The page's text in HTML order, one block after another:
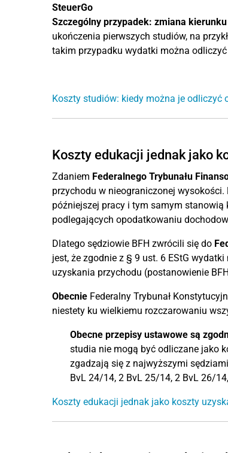
SteuerGo
Szczególny przypadek: zmiana
ukończenia pierwszych studiów, na
takim przypadku wydatki można
Koszty studiów: kiedy można je odliczyć
Koszty edukacji jednak jako
Zdaniem Federalnego Trybunału
przychodu w nieograniczonej
późniejszej pracy i tym samym
podlegających opodatkowaniu
Dlatego sędziowie BFH zwrócili się do
jest, że zgodnie z § 9 ust. 6 EStG
uzyskania przychodu (postanowienie
Obecnie Federalny Trybunał
niestety ku wielkiemu rozczarowaniu
Obecne przepisy ustawowe są
studia nie mogą być odliczane jako
zgadzają się z najwyższymi
BvL 24/14, 2 BvL 25/14, 2 BvL 26/
Koszty edukacji jednak jako koszty